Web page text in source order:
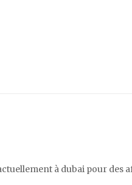
à dubai pour des